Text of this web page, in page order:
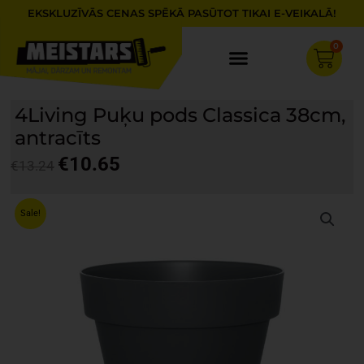
content
EKSKLUZĪVĀS CENAS SPĒKĀ PASŪTOT TIKAI E-VEIKALĀ!
0
Cart
4Living Puķu pods Classica 38cm,
antracīts
€10.65
Sale!